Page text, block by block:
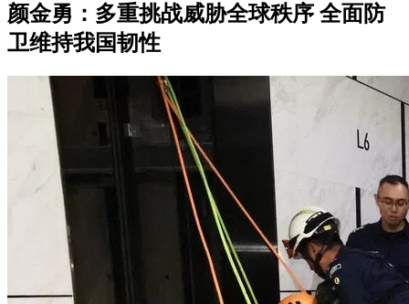
颜金勇：多重挑战威胁全球秩序 全面防
卫维持我国韧性